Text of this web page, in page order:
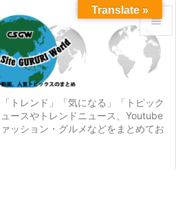
トレンド」「気になる」「トピック
ースやトレンドニュース、Youtube
ッション・グルメなどをまとめてお


メニュ
サイド

前へ
Translate »